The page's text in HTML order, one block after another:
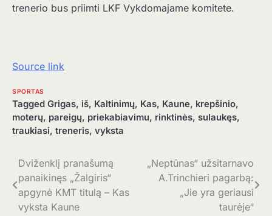
trenerio bus priimti LKF Vykdomajame komitete.
Source link
SPORTAS
Tagged Grigas, iš, Kaltinimų, Kas, Kaune, krepšinio,
moterų, pareigų, priekabiavimu, rinktinės, sulaukęs,
traukiasi, treneris, vyksta
Navigacija
tarp
įrašų
Dviženklį pranašumą
panaikinęs „Žalgiris“
apgynė KMT titulą – Kas
vyksta Kaune
„Neptūnas“ užsitarnavo
A.Trinchieri pagarbą:
„Jie yra geriausi
taurėje“